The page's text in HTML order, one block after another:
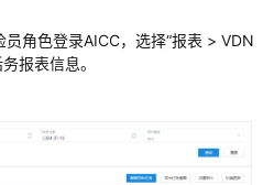
员角色登录AICC，选择“报表 > VDN
报表信息。